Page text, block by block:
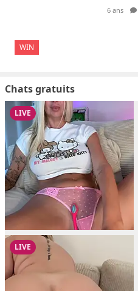
WIN
6 ans
Chats gratuits